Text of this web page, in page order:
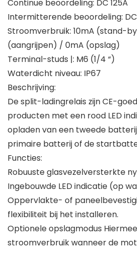
Continue beoordeling: DC 125A
Intermitterende beoordeling: DC
Stroomverbruik: 10mA (stand-
(aangrijpen) / 0mA (opslag)
Terminal-studs |: M6 (1/4 “)
Waterdicht niveau: IP67
Beschrijving:
De split-ladingrelais zijn CE-
producten met een rood LED
opladen van een tweede
primaire batterij of de
Functies:
Robuuste glasvezelversterkte
Ingebouwde LED indicatie (op
Oppervlakte- of
flexibiliteit bij het installeren.
Optionele opslagmodus
stroomverbruik wanneer de